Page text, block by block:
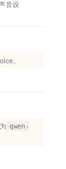
音设
。
为 qwen-